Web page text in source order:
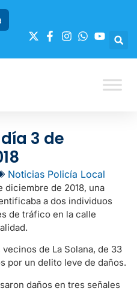
3 de
Noticias Policía Local
diciembre de 2018, una
a dos individuos
de tráfico en la calle
de La Solana, de 33
por un delito leve de daños.
daños en tres señales